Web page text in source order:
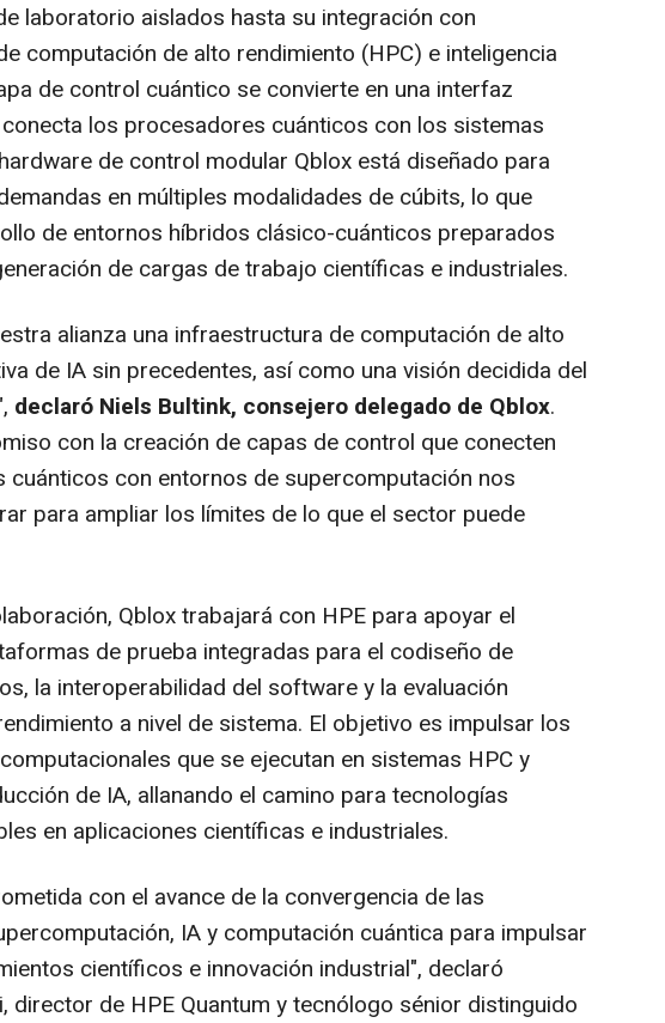
laboratorio aislados hasta su integración con
computación de alto rendimiento (HPC) e inteligencia
de control cuántico se convierte en una interfaz
los procesadores cuánticos con los sistemas
de control modular Qblox está diseñado para
en múltiples modalidades de cúbits, lo que
de entornos híbridos clásico-cuánticos preparados
de cargas de trabajo científicas e industriales.
alianza una infraestructura de computación de alto
de IA sin precedentes, así como una visión decidida del
declaró Niels Bultink, consejero delegado de Qblox.
con la creación de capas de control que conecten
cuánticos con entornos de supercomputación nos
para ampliar los límites de lo que el sector puede
Qblox trabajará con HPE para apoyar el
de prueba integradas para el codiseño de
la interoperabilidad del software y la evaluación
a nivel de sistema. El objetivo es impulsar los
que se ejecutan en sistemas HPC y
de IA, allanando el camino para tecnologías
en aplicaciones científicas e industriales.
con el avance de la convergencia de las
IA y computación cuántica para impulsar
científicos e innovación industrial", declaró
director de HPE Quantum y tecnólogo sénior distinguido